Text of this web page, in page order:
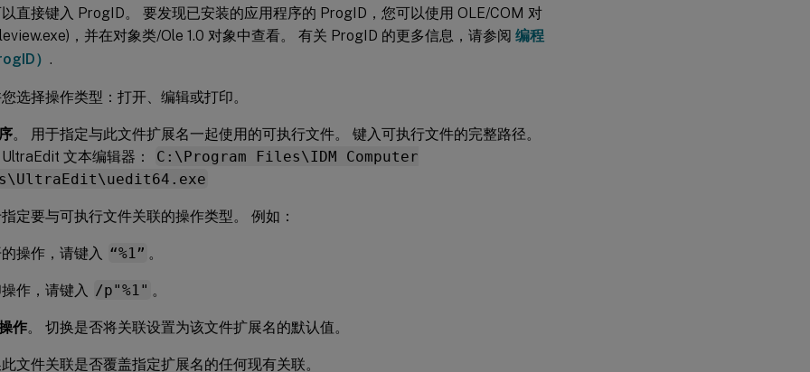
直接键入 ProgID。 要发现已安装的应用程序的 ProgID，您可以使用 OLE/COM 对
，并在对象类/Ole 1.0 对象中查看。 有关 ProgID 的更多信息，请参阅 编程
） .
选择操作类型：打开、编辑或打印。
。 用于指定与此文件扩展名一起使用的可执行文件。 键入可执行文件的完整路径。
文本编辑器：
C:\Program Files\IDM Computer
定要与可执行文件关联的操作类型。 例如：
操作，请键入 “%1” 。
作，请键入 /p"%1" 。
作。 切换是否将关联设置为该文件扩展名的默认值。
文件关联是否覆盖指定扩展名的任何现有关联。